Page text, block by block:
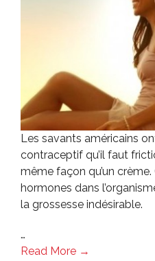
Les savants américains
contraceptif qu’il faut
même façon qu’un
hormones dans
la grossesse indésirable.
…
Read More →